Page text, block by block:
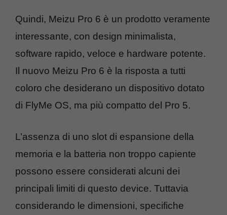
Quindi, Meizu Pro 6 è un prodotto veramente
interessante, con design minimalista,
software rapido, veloce e hardware potente.
Il nuovo Meizu Pro 6 è la risposta a tutti
coloro che desiderano un dispositivo dotato
di FlyMe OS, ma più compatto del Pro 5.
L’assenza di uno slot di espansione della
memoria e la batteria non troppo capiente
possono essere considerati alcuni dei
principali limiti di questo device. Tuttavia
considerando le dimensioni, specifiche